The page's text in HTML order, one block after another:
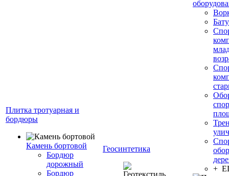
Плитка тротуарная и
бордюры
Камень бортовой
Бордюр
дорожный
Бордюр
Геосинтетика
+